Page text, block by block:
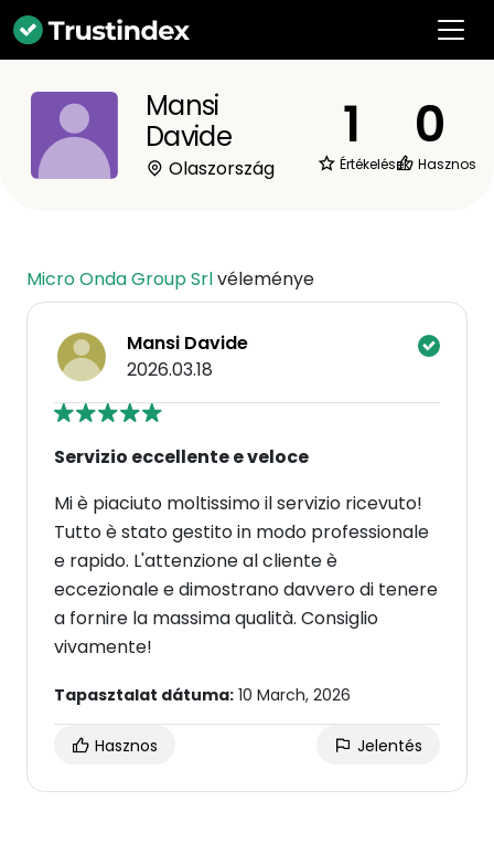
Mansi
Davide
Olaszország
1
Értékelések
0
Hasznos
Micro Onda Group Srlvéleménye
Mansi Davide
2026.03.18
Servizio eccellente e veloce
Mi è piaciuto moltissimo il servizio ricevuto!
Tutto è stato gestito in modo professionale
e rapido. L'attenzione al cliente è
eccezionale e dimostrano davvero di tenere
a fornire la massima qualità. Consiglio
vivamente!
Tapasztalat dátuma: 10 March, 2026
Hasznos Jelentés